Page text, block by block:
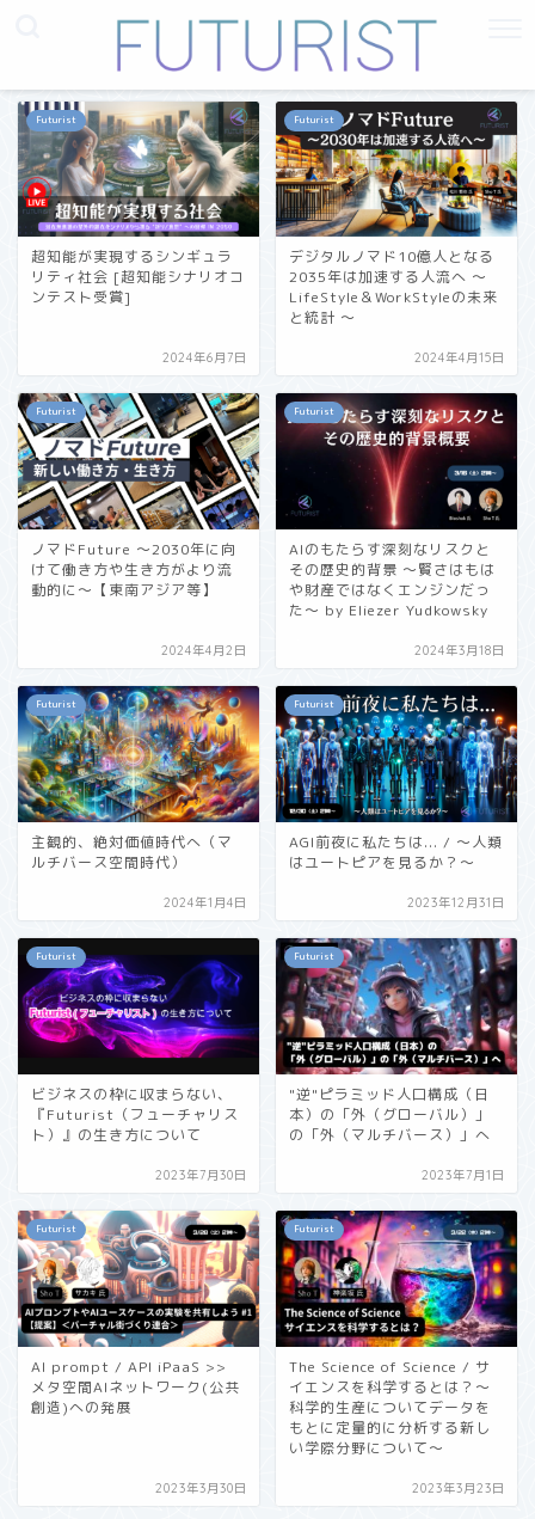
Futurist
超知能が実現するシンギュラ
リティ社会 [超知能シナリオコ
ンテスト受賞]
2024年6月7日
Futurist
デジタルノマド10億人となる
2035年は加速する人流へ 〜
LifeStyle＆WorkStyleの未来
と統計 〜
2024年4月15日
Futurist
ノマドFuture 〜2030年に向
けて働き方や生き方がより流
動的に〜【東南アジア等】
2024年4月2日
Futurist
AIのもたらす深刻なリスクと
その歴史的背景 〜賢さはもは
や財産ではなくエンジンだっ
た〜 by Eliezer Yudkowsky
2024年3月18日
Futurist
主観的、絶対価値時代へ（マ
ルチバース空間時代）
2024年1月4日
Futurist
AGI前夜に私たちは... / 〜人類
はユートピアを見るか？〜
2023年12月31日
Futurist
ビジネスの枠に収まらない、
『Futurist（フューチャリス
ト）』の生き方について
2023年7月30日
Futurist
"逆"ピラミッド人口構成（日
本）の「外（グローバル）」
の「外（マルチバース）」へ
2023年7月1日
Futurist
AI prompt / API iPaaS >>
メタ空間AIネットワーク(公共
創造)への発展
2023年3月30日
Futurist
The Science of Science / サ
イエンスを科学するとは？〜
科学的生産についてデータを
もとに定量的に分析する新し
い学際分野について〜
2023年3月23日